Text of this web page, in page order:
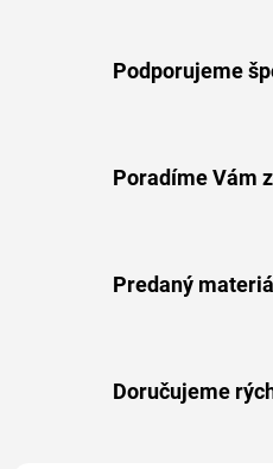
Podporujeme
Poradíme Vám
Predaný
Doručujeme